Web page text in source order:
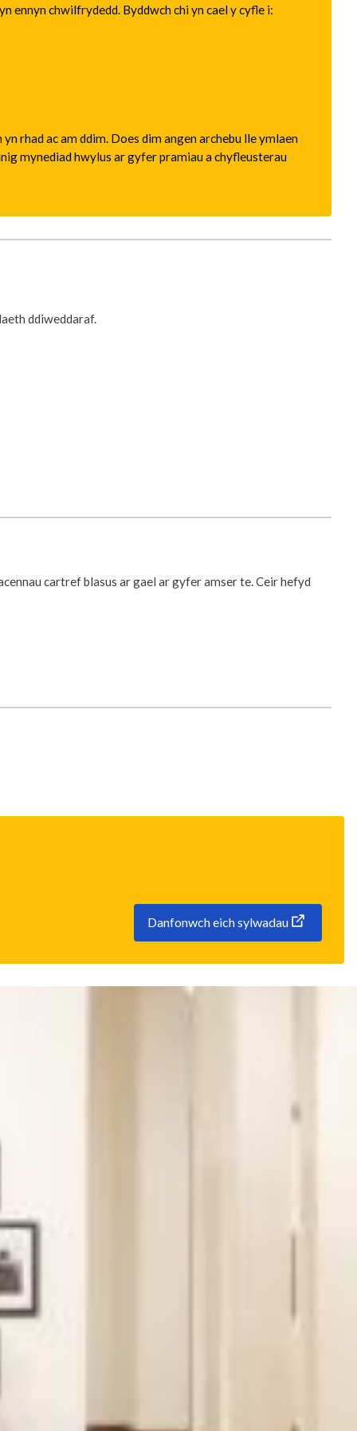
ennyn chwilfrydedd. Byddwch chi yn cael y cyfle i:
rhad ac am ddim. Does dim angen archebu lle ymlaen
mynediad hwylus ar gyfer pramiau a chyfleusterau
ddiweddaraf.
cartref blasus ar gael ar gyfer amser te. Ceir hefyd
Danfonwch eich sylwadau